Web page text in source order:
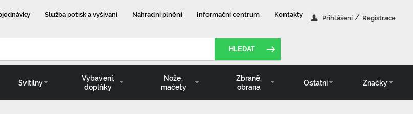
Služba potisk a vyšívání Náhradní plnění Informační centrum Kontakty Přihlášení / Registrace
HLEDAT
Svítilny
Vybavení,
doplňky
Nože,
mačety
Zbraně,
obrana
Ostatní Značky